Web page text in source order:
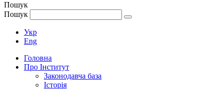
Пошук
Пошук
Укр
Eng
Головна
Про Інститут
Законодавча база
Історія